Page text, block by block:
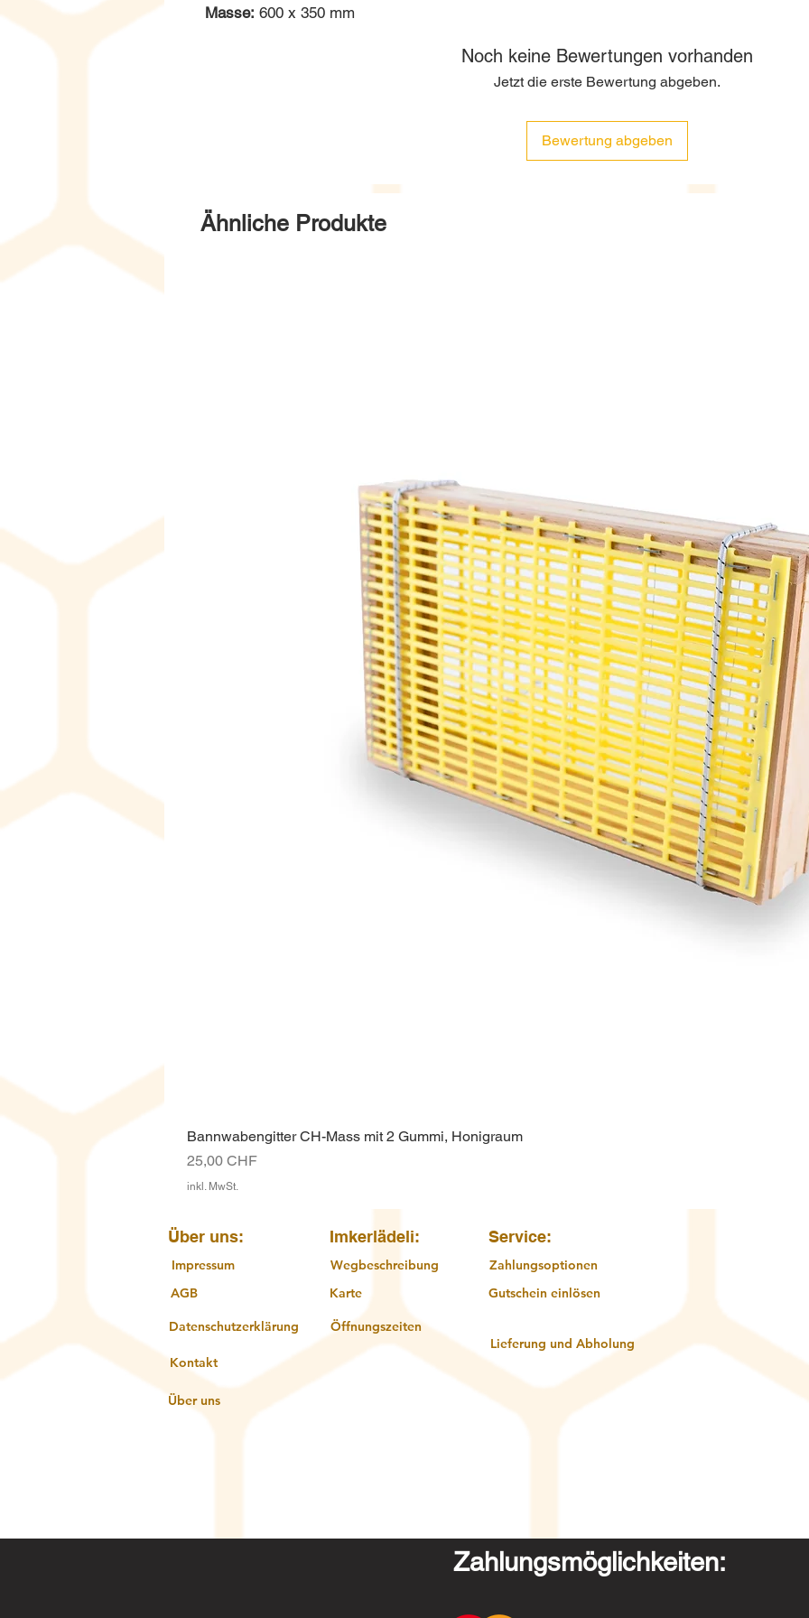
Masse: 600 x 350 mm
Noch keine Bewertungen vorhanden
Jetzt die erste Bewertung abgeben.
Bewertung abgeben
Ähnliche Produkte
Bannwabengitter CH-Mass mit 2 Gummi, Honigraum
Preis
25,00 CHF
inkl. MwSt.
Über uns:
Impressum
AGB
Datenschutzerklärung
Imkerlädeli:
Wegbeschreibung
Karte
Öffnungszeiten
Kontakt
Service:
Zahlungsoptionen
Gutschein einlösen
Lieferung und Abholung
Über uns
Zahlungsmöglichkeiten: